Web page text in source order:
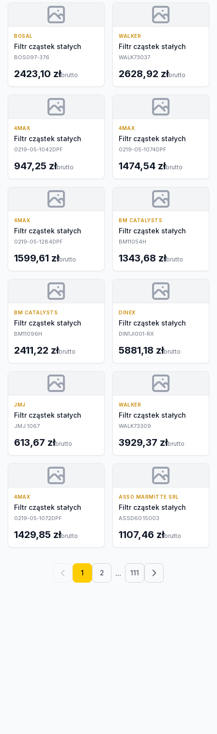
BOSAL
Filtr cząstek stałych
BOS097-376
2423,10 złbrutto
WALKER
Filtr cząstek stałych
WALK73037
2628,92 złbrutto
4MAX
Filtr cząstek stałych
0219-05-1042DPF
947,25 złbrutto
4MAX
Filtr cząstek stałych
0219-05-1074DPF
1474,54 złbrutto
4MAX
Filtr cząstek stałych
0219-05-1284DPF
1599,61 złbrutto
BM CATALYSTS
Filtr cząstek stałych
BM11054H
1343,68 złbrutto
BM CATALYSTS
Filtr cząstek stałych
BM11096H
2411,22 złbrutto
DINEX
Filtr cząstek stałych
DIN1JI001-RX
5881,18 złbrutto
JMJ
Filtr cząstek stałych
JMJ 1067
613,67 złbrutto
WALKER
Filtr cząstek stałych
WALK73309
3929,37 złbrutto
4MAX
Filtr cząstek stałych
0219-05-1072DPF
1429,85 złbrutto
ASSO MARMITTE SRL
Filtr cząstek stałych
ASSD60.15003
1107,46 złbrutto
1 2 ... 111